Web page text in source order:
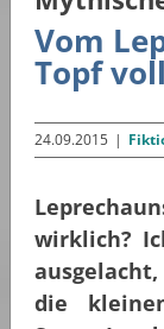
Vom
Topf
24.09.2015 |
wirklich?
die